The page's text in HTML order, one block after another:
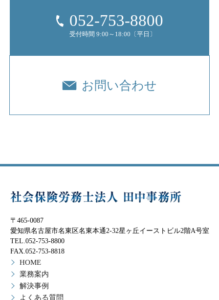
052-753-8800
受付時間 9:00～18:00〔平日〕
お問い合わせ
〒465-0087
愛知県名古屋市名東区名東本通2-32星ヶ丘イーストビル2階A号室
TEL.052-753-8800
FAX.052-753-8818
HOME
業務案内
解決事例
よくある質問